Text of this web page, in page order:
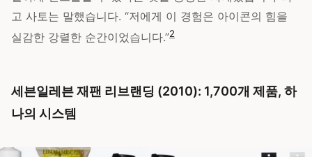
고 사토는 말했습니다. “저에게 이 경험은 아이콘의 힘을
실감한 강렬한 순간이었습니다.”2
세븐일레븐 재팬 리브랜딩 (2010): 1,700개 제품, 하
나의 시스템